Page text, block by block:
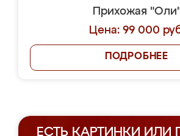
Прихожая
Цена: 99 000
ПОДРОБНЕЕ
ЕСТЬ КАРТИНКИ ИЛИ